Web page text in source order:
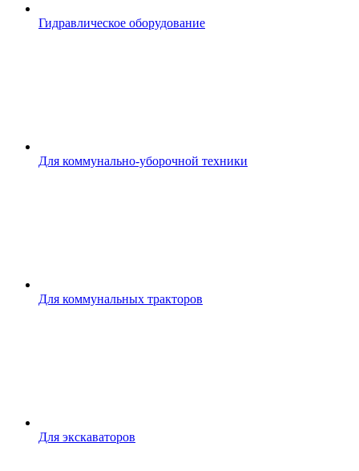
Гидравлическое оборудование
Для коммунально-уборочной техники
Для коммунальных тракторов
Для экскаваторов